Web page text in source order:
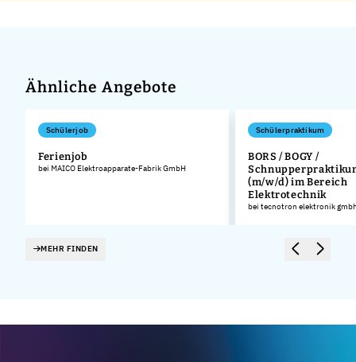
Ähnliche Angebote
Schülerjob
Ferienjob
bei MAICO Elektroapparate-Fabrik GmbH
Schülerpraktikum
BORS / BOGY /
(m/w/d) im Bereich
Elektrotechnik
bei tecnotron elektronik
MEHR FINDEN